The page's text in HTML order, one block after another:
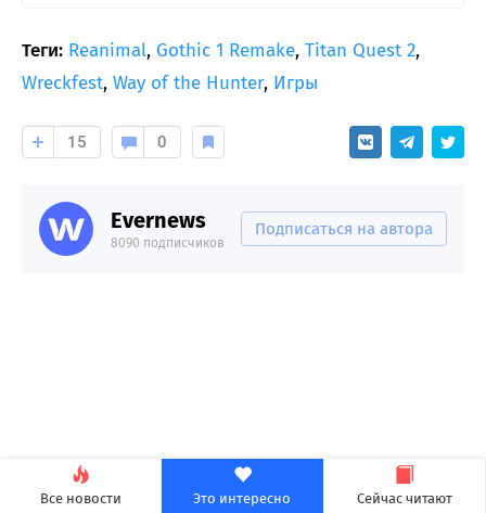
Все новости Это интересно Сейчас читают
Теги: Reanimal, Gothic 1 Remake, Titan Quest 2,
Wreckfest, Way of the Hunter, Игры
15 0
Evernews
8090 подписчиков
Подписаться на автора